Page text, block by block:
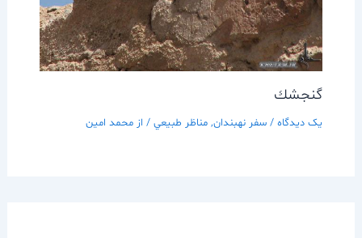
گنجشك
یک دیدگاه / سفر نهبندان, مناظر طبيعي/ از محمد امین